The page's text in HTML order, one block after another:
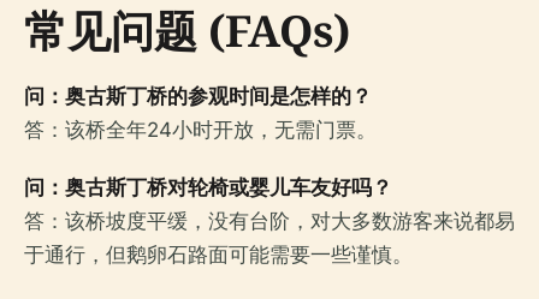
常见问题 (FAQs)
问：奥古斯丁桥的参观时间是怎样的？
答：该桥全年24小时开放，无需门票。
问：奥古斯丁桥对轮椅或婴儿车友好吗？
答：该桥坡度平缓，没有台阶，对大多数游客来说都易
于通行，但鹅卵石路面可能需要一些谨慎。